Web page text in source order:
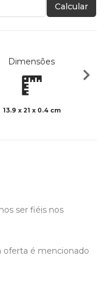
Calcular
Dimensões
13.9 x 21 x 0.4 cm
ser fiéis nos
oferta é mencionado